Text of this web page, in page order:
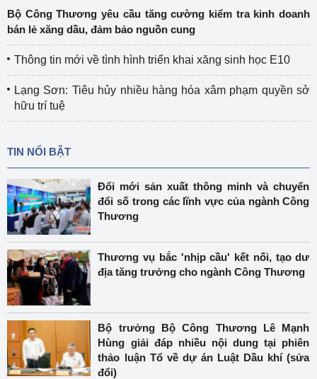
Bộ Công Thương yêu cầu tăng cường kiểm tra kinh doanh
bán lẻ xăng dầu, đảm bảo nguồn cung
Thông tin mới về tình hình triển khai xăng sinh học E10
Lạng Sơn: Tiêu hủy nhiều hàng hóa xâm phạm quyền sở
hữu trí tuệ
TIN NỔI BẬT
Đổi mới sản xuất thông minh và chuyển
đổi số trong các lĩnh vực của ngành Công
Thương
Thương vụ bắc 'nhịp cầu' kết nối, tạo dư
địa tăng trưởng cho ngành Công Thương
Bộ trưởng Bộ Công Thương Lê Mạnh
Hùng giải đáp nhiều nội dung tại phiên
thảo luận Tổ về dự án Luật Dầu khí (sửa
đổi)